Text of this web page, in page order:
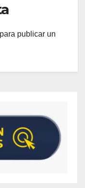
para publicar un